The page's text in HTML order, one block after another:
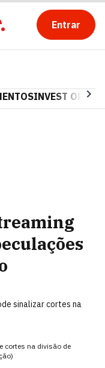
Entrar
INVEST OPINA
sinalizar cortes na
cortes na divisão de